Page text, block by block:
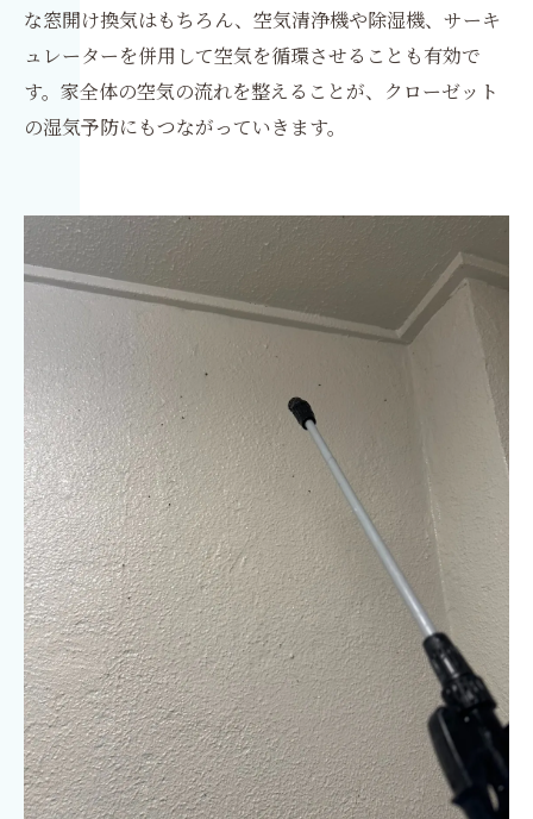
な窓開け換気はもちろん、空気清浄機や除湿機、サーキ
ュレーターを併用して空気を循環させることも有効で
す。家全体の空気の流れを整えることが、クローゼット
の湿気予防にもつながっていきます。